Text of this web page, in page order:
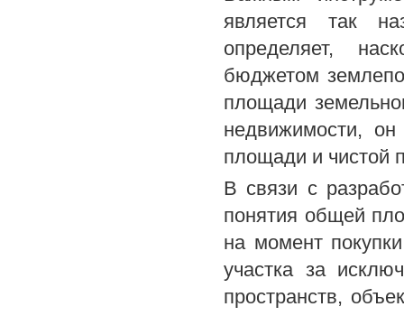
является так
определяет,
бюджетом
площади
недвижимости,
площади и чистой
В связи с
понятия общей
на момент
участка за
пространств,